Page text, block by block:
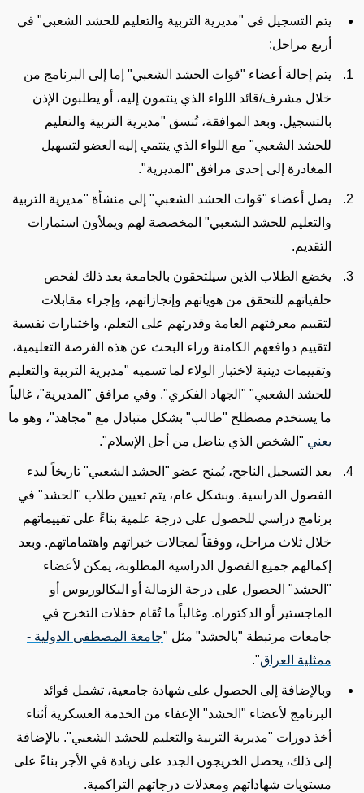
يتم التسجيل في "مديرية التربية والتعليم للحشد الشعبي" في
أربع مراحل:
يتم إحالة أعضاء "قوات الحشد الشعبي" إما إلى البرنامج من
خلال مشرف/قائد اللواء الذي ينتمون إليه، أو يطلبون الإذن
بالتسجيل. وبعد الموافقة، تُنسق "مديرية التربية والتعليم
للحشد الشعبي" مع اللواء الذي ينتمي إليه العضو لتسهيل
المغادرة إلى إحدى مرافق "المديرية".
يصل أعضاء "قوات الحشد الشعبي" إلى منشأة "مديرية التربية
والتعليم للحشد الشعبي" المخصصة لهم ويملأون استمارات
التقديم.
يخضع الطلاب الذين سيلتحقون بالجامعة بعد ذلك لفحص
خلفياتهم للتحقق من هوياتهم وإنجازاتهم، وإجراء مقابلات
لتقييم معرفتهم العامة وقدرتهم على التعلم، و اختبارات نفسية
لتقييم دوافعهم الكامنة وراء البحث عن هذه الفرصة التعليمية،
وتقييمات دينية لاختبار الولاء لما تسميه "مديرية التربية والتعليم
للحشد الشعبي" "الجهاد الفكري". وفي مرافق "المديرية"، غالباً
ما يستخدم مصطلح "طالب" بشكل متبادل مع "مجاهد"، وهو ما
يعني "الشخص الذي يناضل من أجل الإسلام".
بعد التسجيل الناجح، يُمنح عضو "الحشد الشعبي" تاريخاً لبدء
الفصول الدراسية. وبشكل عام، يتم تعيين طلاب "الحشد" في
برنامج دراسي للحصول على درجة علمية بناءً على تقييماتهم
خلال ثلاث مراحل، ووفقاً لمجالات خبراتهم واهتماماتهم. وبعد
إكمالهم جميع الفصول الدراسية المطلوبة، يمكن لأعضاء
"الحشد" الحصول على درجة الزمالة أو البكالوريوس أو
الماجستير أو الدكتوراه. وغالباً ماتُقام حفلات التخرج في
جامعات مرتبطة "بالحشد" مثل "جامعة المصطفى الدولية -
ممثلية العراق".
وبالإضافة إلى الحصول على شهادة جامعية، تشمل فوائد
البرنامج لأعضاء "الحشد" الإعفاء من الخدمة العسكرية أثناء
أخذ دورات "مديرية التربية والتعليم للحشد الشعبي". بالإضافة
إلى ذلك، يحصل الخريجون الجدد على زيادة في الأجر بناءً على
مستويات شهاداتهم ومعدلات ​​درجاتهم التراكمية.